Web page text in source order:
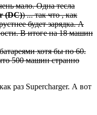
мало. Одна тесла
(DC)) ... так что , как
будет зарядка. А
В итоге на 18 машин
хотя бы по 60.
500 машин странно
раз Supercharger. А вот